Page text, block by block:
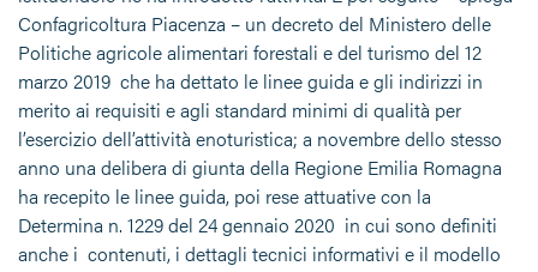
Confagricoltura Piacenza – un decreto del Ministero delle
Politiche agricole alimentari forestali e del turismo del 12
marzo 2019 che ha dettato le linee guida e gli indirizzi in
merito ai requisiti e agli standard minimi di qualità per
l’esercizio dell’attività enoturistica; a novembre dello stesso
anno una delibera di giunta della Regione Emilia Romagna
ha recepito le linee guida, poi rese attuative con la
Determina n. 1229 del 24 gennaio 2020 in cui sono definiti
anche i contenuti, i dettagli tecnici informativi e il modello